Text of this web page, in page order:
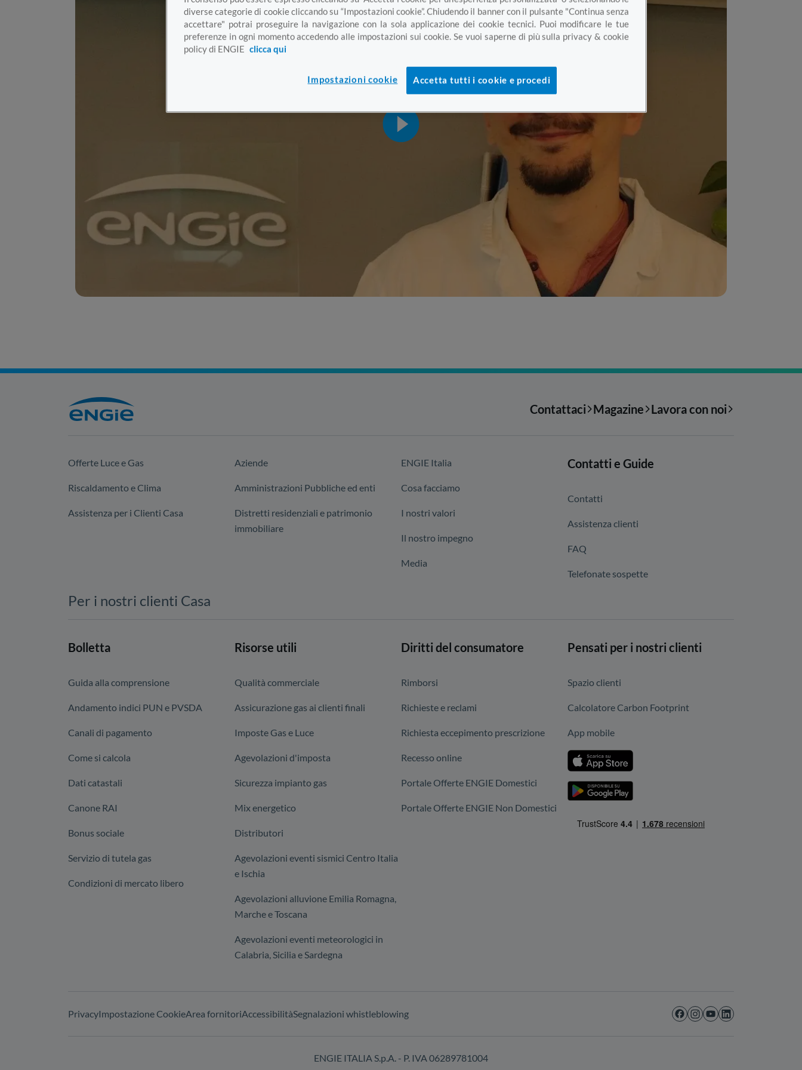
Contattaci Magazine Lavora con noi
Offerte Luce e Gas
Riscaldamento e Clima
Assistenza per i Clienti Casa
Aziende
Amministrazioni Pubbliche ed enti
Distretti residenziali e patrimonio
immobiliare
ENGIE Italia
Cosa facciamo
I nostri valori
Il nostro impegno
Media
Contatti e Guide
Contatti
Assistenza clienti
FAQ
Telefonate sospette
Per i nostri clienti Casa
Bolletta
Guida alla comprensione
Andamento indici PUN e PVSDA
Canali di pagamento
Come si calcola
Dati catastali
Canone RAI
Bonus sociale
Servizio di tutela gas
Condizioni di mercato libero
Risorse utili
Qualità commerciale
Assicurazione gas ai clienti finali
Imposte Gas e Luce
Agevolazioni d'imposta
Sicurezza impianto gas
Mix energetico
Distributori
Agevolazioni eventi sismici Centro Italia
e Ischia
Agevolazioni alluvione Emilia Romagna,
Marche e Toscana
Agevolazioni eventi meteorologici in
Calabria, Sicilia e Sardegna
Diritti del consumatore
Rimborsi
Richieste e reclami
Richiesta eccepimento prescrizione
Recesso online
Portale Offerte ENGIE Domestici
Portale Offerte ENGIE Non Domestici
Pensati per i nostri clienti
Spazio clienti
Calcolatore Carbon Footprint
App mobile
PrivacyImpostazione CookieArea fornitoriAccessibilitàSegnalazioni whistleblowing
ENGIE ITALIA S.p.A. - P. IVA 06289781004
diverse categorie di cookie cliccando su “Impostazioni cookie”. Chiudendo il banner con il pulsante "Continua senza
accettare" potrai proseguire la navigazione con la sola applicazione dei cookie tecnici. Puoi modificare le tue
preferenze in ogni momento accedendo alle impostazioni sui cookie. Se vuoi saperne di più sulla privacy & cookie
policy di ENGIE clicca qui
Impostazioni cookie Accetta tutti i cookie e procedi